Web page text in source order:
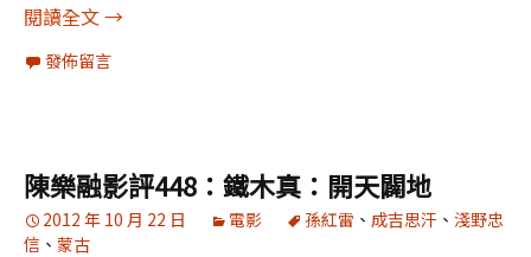
閱讀全文[書評]《蒙古與伊斯蘭中國》：繼承歷代王朝傳統
→
發佈留言
陳樂融影評448：鐵木真：開天闢地
2012 年 10 月 22 日 電影 孫紅雷 、 成吉思汗 、 淺野忠
信 、 蒙古